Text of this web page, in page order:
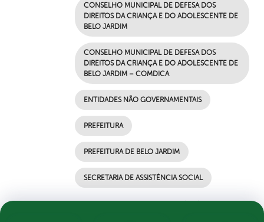
CONSELHO MUNICIPAL DE DEFESA DOS
DIREITOS DA CRIANÇA E DO ADOLESCENTE DE
BELO JARDIM
CONSELHO MUNICIPAL DE DEFESA DOS
DIREITOS DA CRIANÇA E DO ADOLESCENTE DE
BELO JARDIM – COMDICA
ENTIDADES NÃO GOVERNAMENTAIS
PREFEITURA
PREFEITURA DE BELO JARDIM
SECRETARIA DE ASSISTÊNCIA SOCIAL